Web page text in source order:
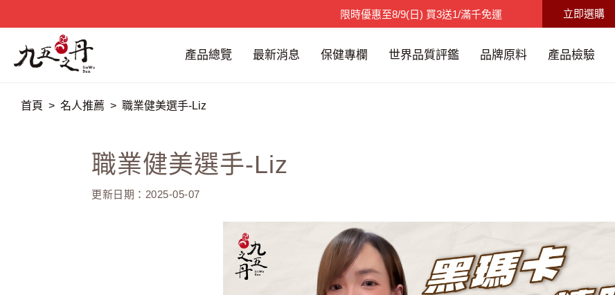
限時優惠至8/9(日) 買3送1/滿千免運
父親節限時特賣至8/15(六) 9折碼：88520
立即選購
產品總覽 最新消息 保健專欄 世界品質評鑑 品牌原料 產品檢驗
首頁 名人推薦 職業健美選手-Liz
職業健美選手-Liz
更新日期：2025-05-07